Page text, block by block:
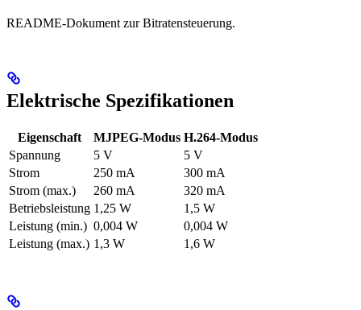
README-Dokument zur Bitratensteuerung.
Elektrische Spezifikationen
Eigenschaft MJPEG-Modus H.264-Modus
Spannung
5 V
5 V
Strom
250 mA
300 mA
Strom (max.)
260 mA
320 mA
Betriebsleistung 1,25 W
1,5 W
Leistung (min.) 0,004 W
0,004 W
Leistung (max.) 1,3 W 1,6 W